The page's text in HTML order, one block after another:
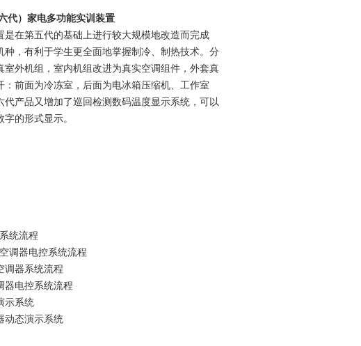
代）家电多功能实训装置
是在第五代的基础上进行较大规模地改造而完成
，有利于学生更全面地掌握制冷、制热技术。分
外机组，室内机组改进为真实空调组件，外套真
前面为冷冻室，后面为电冰箱压缩机、工作室
产品又增加了巡回检测数码温度显示系统，可以
的形式显示。
统流程
调器电控系统流程
调器系统流程
器电控系统流程
示系统
动态演示系统